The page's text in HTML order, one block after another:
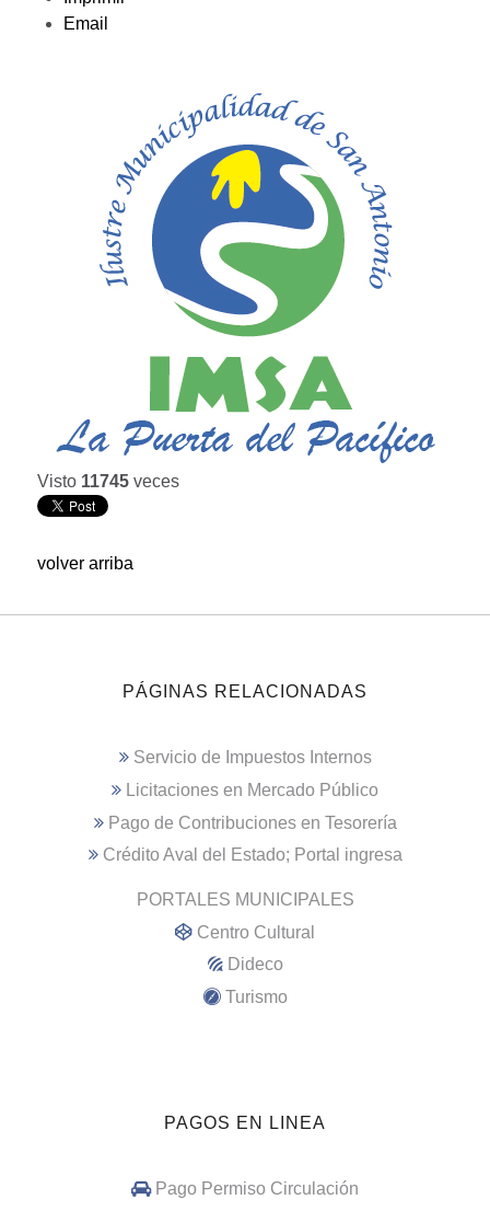
Email
Visto 11745 veces
volver arriba
PÁGINAS RELACIONADAS
Servicio de Impuestos Internos
Licitaciones en Mercado Público
Pago de Contribuciones en Tesorería
Crédito Aval del Estado; Portal ingresa
PORTALES MUNICIPALES
Centro Cultural
Dideco
Turismo
PAGOS EN LINEA
Pago Permiso Circulación